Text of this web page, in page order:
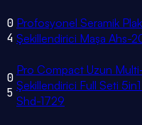
0
4
Profosyonel Seramik
Şekillendirici Maşa Ahs-
0
5
Pro Compact Uzun
Şekillendirici Full Seti
Shd-1729